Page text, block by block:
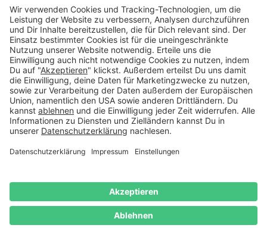
Käuferschutz inklusive Kauf auf Rechnung
Mitglied im:
Österreich
Datenschutz Widerrufsrecht
widerrufen